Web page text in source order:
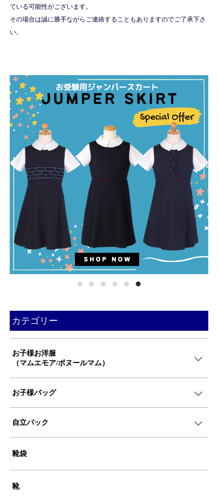
ている可能性がございます。
その場合は誠に勝手ながらご連絡することもありますのでご了承下さ
い。
カテゴリー
お子様お洋服
（マムエモア/ボヌールマム）
お子様バッグ
自立バック
靴袋
靴